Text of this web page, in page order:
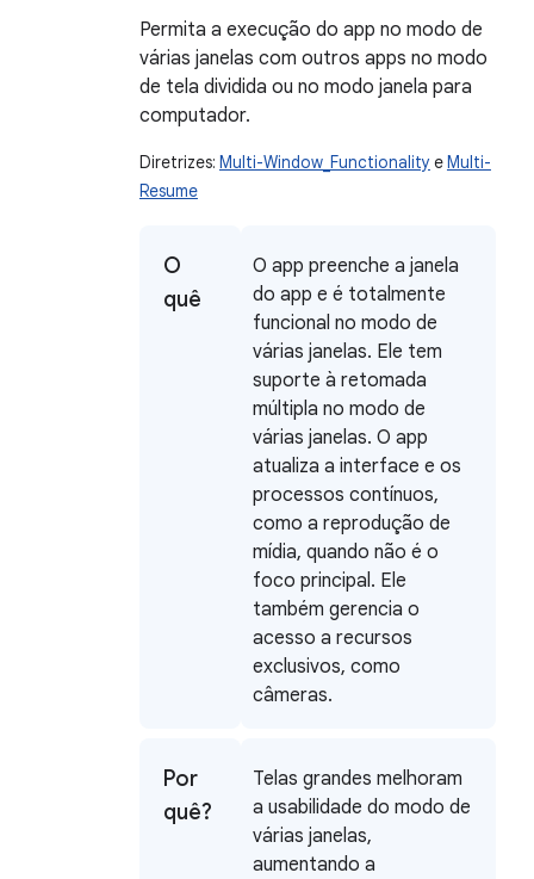
Permita a execução do app no modo de
várias janelas com outros apps no modo
de tela dividida ou no modo janela para
computador.
Diretrizes: Multi-Window_Functionalitye Multi-
Resume
O
quê
O app preenche a janela
do app e é totalmente
funcional no modo de
várias janelas. Ele tem
suporte à retomada
múltipla no modo de
várias janelas. O app
atualiza a interface e os
processos contínuos,
como a reprodução de
mídia, quando não é o
foco principal. Ele
também gerencia o
acesso a recursos
exclusivos, como
câmeras.
Por
quê?
Telas grandes melhoram
a usabilidade do modo de
várias janelas,
aumentando a